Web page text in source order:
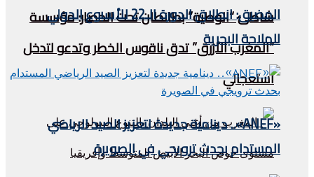
شاطئ “الوطية” بطانطان تحت الحصار: مؤسسة
“المغرب الأزرق” تدق ناقوس الخطر وتدعو لتدخل
استعجالي
المضيق: انطلاق الدورة الـ22 للأسبوع الدولي
للملاحة البحرية
«ANEF».. دينامية جديدة لتعزيز الصيد الرياضي
المستدام بحدث ترويجي في الصويرة